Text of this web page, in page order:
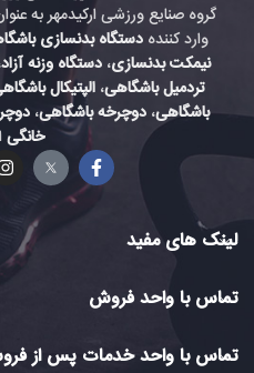
گروه صنایع ورزشی ارکیدمهر به
وارد کنندهدستگاه بدنسازی
نیمکت بدنسازی، دستگاه وزنه آزاد
تردمیل باشگاهی، الپتیکال
باشگاهی، دوچرخه باشگاهی،
خانگی
لینک های مفید
تماس با واحد فروش
تماس با واحد خدمات پس از